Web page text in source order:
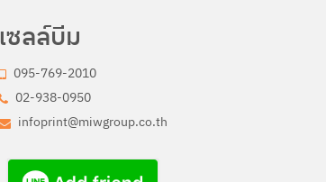
เซลล์บีม
095-769-2010
02-938-0950
infoprint@miwgroup.co.th